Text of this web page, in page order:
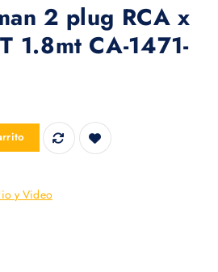
2 plug RCA x
1.8mt CA-1471-
x 1 plug 3.5ST 1.8mt CA-1471-6FT
y Video